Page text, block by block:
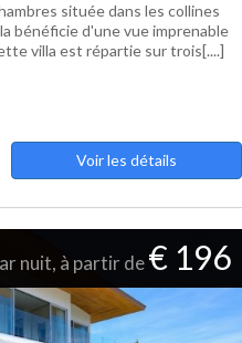
située dans les collines
bénéficie d'une vue imprenable
villa est répartie sur trois[....]
Voir les détails
nuit, à partir de€ 196